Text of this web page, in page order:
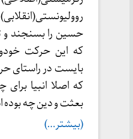
حسین را بسنجند و
که این حرکت
بایست در راستای
که اصلا انبیا
بعثت و دین چه
(بیشتر…)